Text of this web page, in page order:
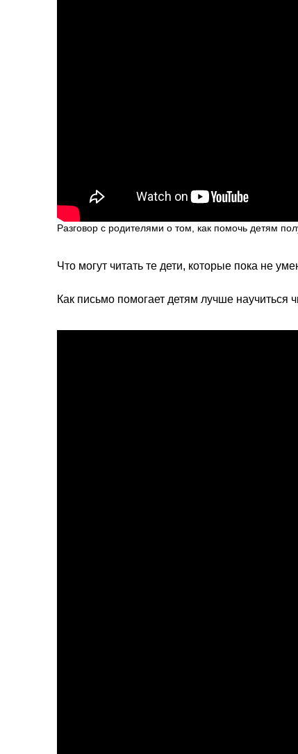
Разговор с родителями о том, как помочь детям
Что могут читать те дети, которые пока не
Как письмо помогает детям лучше научиться